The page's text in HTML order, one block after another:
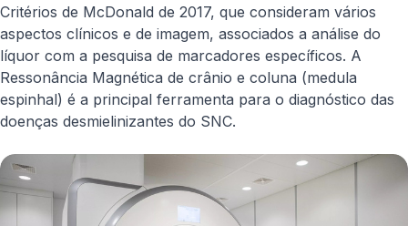
Critérios de McDonald de 2017, que consideram vários
aspectos clínicos e de imagem, associados a análise do
líquor com a pesquisa de marcadores específicos. A
Ressonância Magnética de crânio e coluna (medula
espinhal) é a principal ferramenta para o diagnóstico das
doenças desmielinizantes do SNC.